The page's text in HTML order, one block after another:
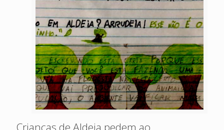
Crianças de Aldeia pedem ao